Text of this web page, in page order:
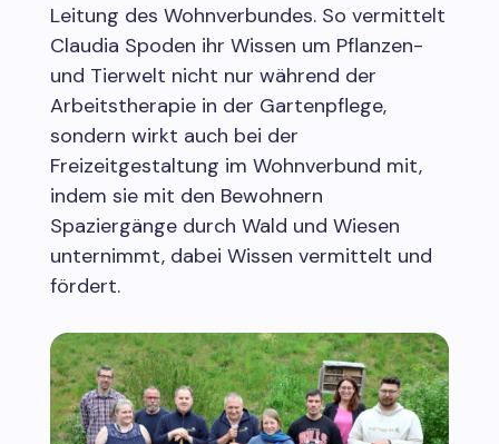
Leitung des Wohnverbundes. So vermittelt
Claudia Spoden ihr Wissen um Pflanzen-
und Tierwelt nicht nur während der
Arbeitstherapie in der Gartenpflege,
sondern wirkt auch bei der
Freizeitgestaltung im Wohnverbund mit,
indem sie mit den Bewohnern
Spaziergänge durch Wald und Wiesen
unternimmt, dabei Wissen vermittelt und
fördert.